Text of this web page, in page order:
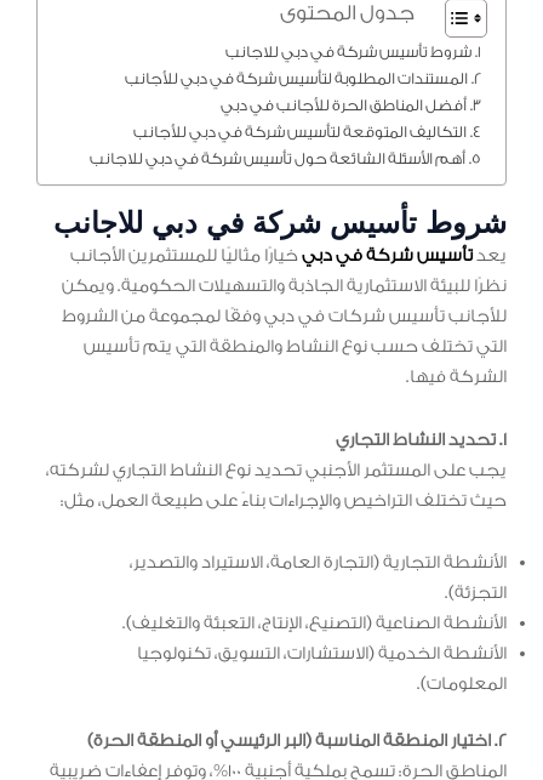
جدول المحتوى
شروط تأسيس شركة في دبي للاجانب
المستندات المطلوبة لتأسيس شركة في دبي للأجانب
أفضل المناطق الحرة للأجانب في دبي
التكاليف المتوقعة لتأسيس شركة في دبي للأجانب
أهم الأسئلة الشائعة حول تأسيس شركة في دبي للاجانب
شروط تأسيس شركة في دبي للاجانب
يعدتأسيس شركة في دبيخيارًا مثاليًا للمستثمرين الأجانب
نظرًا للبيئة الاستثمارية الجاذبة والتسهيلات الحكومية. ويمكن
للأجانب تأسيس شركات في دبي وفقًا لمجموعة من الشروط
التي تختلف حسب نوع النشاط والمنطقة التي يتم تأسيس
الشركة فيها.
1. تحديد النشاط التجاري
يجب على المستثمر الأجنبي تحديد نوع النشاط التجاري لشركته،
حيث تختلف التراخيص والإجراءات بناءً على طبيعة العمل، مثل:
الأنشطة التجارية (التجارة العامة، الاستيراد والتصدير،
التجزئة).
الأنشطة الصناعية (التصنيع، الإنتاج، التعبئة والتغليف).
الأنشطة الخدمية (الاستشارات، التسويق، تكنولوجيا
المعلومات).
2. اختيار المنطقة المناسبة (البر الرئيسي أو المنطقة الحرة)
المناطق الحرة: تسمح بملكية أجنبية 100%، وتوفر إعفاءات ضريبية